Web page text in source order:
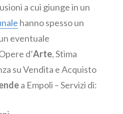
a cui giunge in un
hanno spesso un
eventuale
d’Arte, Stima
su Vendita e Acquisto
a Empoli – Servizi di: